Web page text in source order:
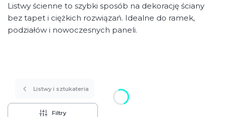
Listwy ścienne to szybki sposób na dekorację ściany
bez tapet i ciężkich rozwiązań. Idealne do ramek,
podziałów i nowoczesnych paneli.
Listwy i sztukateria
Filtry